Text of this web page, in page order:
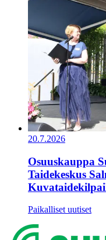
20.7.2026
Osuuskauppa
Taidekeskus
Paikalliset uutiset